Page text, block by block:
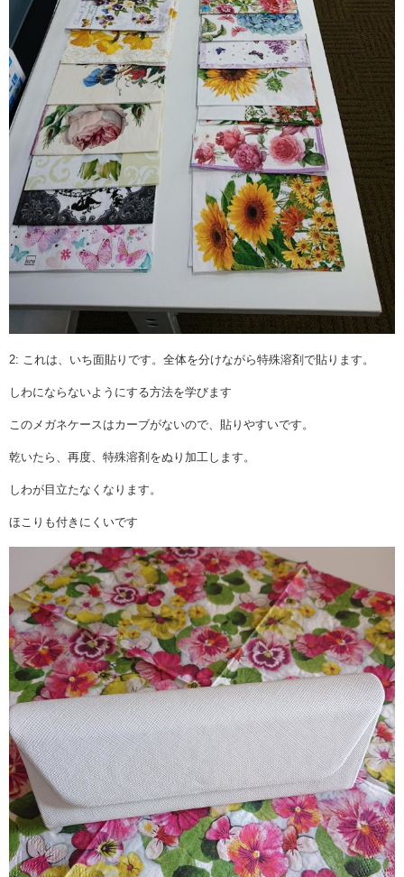
2: これは、いち面貼りです。全体を分けながら特殊溶剤で貼ります。
しわにならないようにする方法を学びます
このメガネケースはカーブがないので、貼りやすいです。
乾いたら、再度、特殊溶剤をぬり加工します。
しわが目立たなくなります。
ほこりも付きにくいです